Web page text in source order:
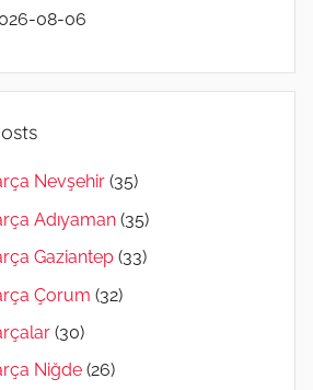
08-06
Nevşehir (35)
Adıyaman (35)
Gaziantep (33)
Çorum (32)
(30)
Niğde (26)